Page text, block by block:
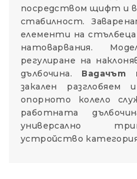
посредством щифт и
стабилност.
елементи на
натоварвания.
регулиране на
дълбочина. Вадачът
закален
опорното колело
работната
универсално
устройство категория